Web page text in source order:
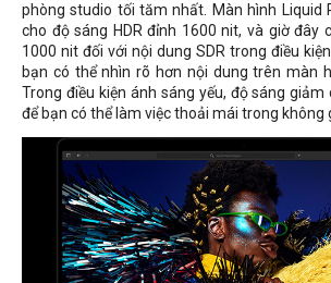
phòng studio tối tăm nhất. Màn hình Liquid
cho độ sáng HDR đỉnh 1600 nit, và giờ đây
1000 nit đối với nội dung SDR trong điều
bạn có thể nhìn rõ hơn nội dung trên màn
Trong điều kiện ánh sáng yếu, độ sáng
để bạn có thể làm việc thoải mái trong không